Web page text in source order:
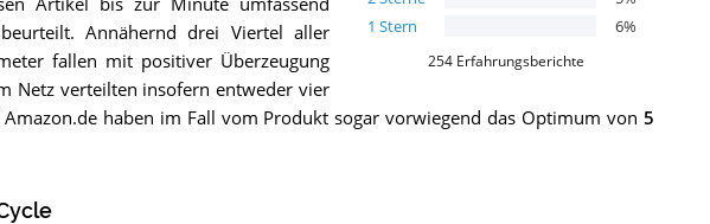
1 Stern 6%
254 Erfahrungsberichte
Annähernd drei Viertel aller
fallen mit positiver Überzeugung
Netz verteilten insofern entweder vier
haben im Fall vom Produkt sogar vorwiegend das Optimum von 5